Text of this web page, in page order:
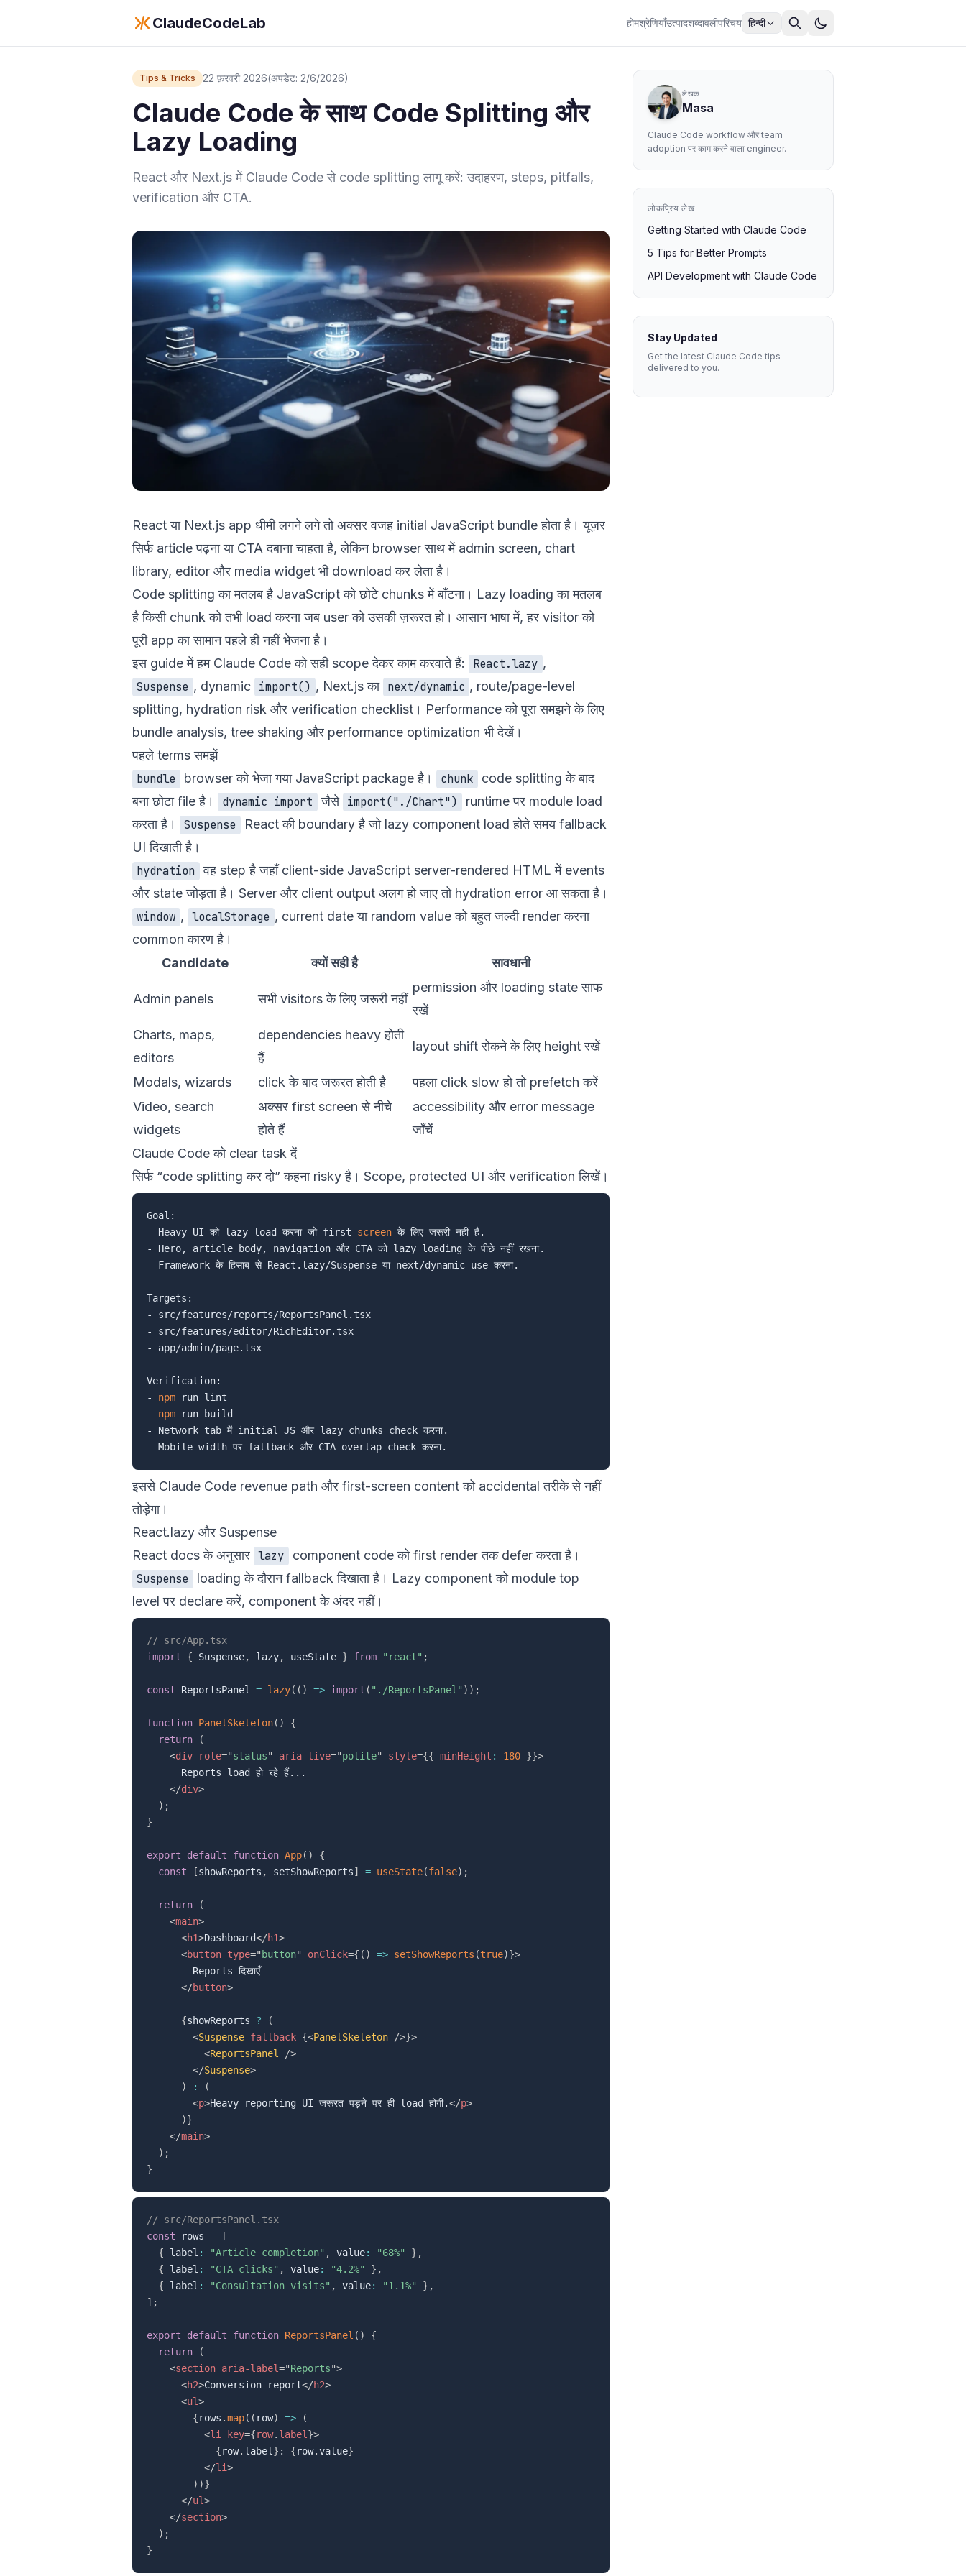
ClaudeCodeLab होमश्रेणियाँउत्पादशब्दावलीपरिचय हिन्दी
Tips & Tricks 22 फ़रवरी 2026(अपडेट: 2/6/2026)
Claude Code के साथ Code Splitting और
Lazy Loading
React और Next.js में Claude Code से code splitting लागू करें: उदाहरण, steps, pitfalls,
verification और CTA.
React या Next.js app धीमी लगने लगे तो अक्सर वजह initial JavaScript bundle होता है। यूज़र
सिर्फ article पढ़ना या CTA दबाना चाहता है, लेकिन browser साथ में admin screen, chart
library, editor और media widget भी download कर लेता है।
Code splitting का मतलब है JavaScript को छोटे chunks में बाँटना। Lazy loading का मतलब
है किसी chunk को तभी load करना जब user को उसकी ज़रूरत हो। आसान भाषा में, हर visitor को
पूरी app का सामान पहले ही नहीं भेजना है।
इस guide में हम Claude Code को सही scope देकर काम करवाते हैं:
React.lazy ,
Suspense , dynamic import() , Next.js का next/dynamic , route/page-level
splitting, hydration risk और verification checklist। Performance को पूरा समझने के लिए
bundle analysis, tree shaking और performance optimization भी देखें।
पहले terms समझें
bundle
browser को भेजा गया JavaScript package है। chunk
code splitting के बाद
बना छोटा file है।
dynamic import जैसे import("./Chart")
runtime पर module load
करता है।
Suspense
React की boundary है जो lazy component load होते समय fallback
UI दिखाती है।
hydration वह step है जहाँ client-side JavaScript server-rendered HTML में events
और state जोड़ता है। Server और client output अलग हो जाए तो hydration error आ सकता है।
window , localStorage , current date या random value को बहुत जल्दी render करना
common कारण है।
Candidate
क्यों सही है सावधानी
Admin panels सभी visitors के लिए जरूरी नहीं
permission और loading state साफ
रखें
Charts, maps,
editors
dependencies heavy होती
हैं
layout shift रोकने के लिए height रखें
Modals, wizards click के बाद जरूरत होती है
पहला click slow हो तो prefetch करें
Video, search
widgets
अक्सर first screen से नीचे
होते हैं
accessibility और error message
जाँचें
Claude Code को clear task दें
सिर्फ “code splitting कर दो” कहना risky है। Scope, protected UI और verification लिखें।
Goal:
- Heavy UI को lazy-load करना जो first screen के लिए जरूरी नहीं है.
- Hero, article body, navigation और CTA को lazy loading के पीछे नहीं रखना.
- Framework के हिसाब से React.lazy/Suspense या next/dynamic use करना.
Targets:
- src/features/reports/ReportsPanel.tsx
- src/features/editor/RichEditor.tsx
- app/admin/page.tsx
Verification:
- npm run lint
- npm run build
- Network tab में initial JS और lazy chunks check करना.
इससे Claude Code revenue path और first-screen content को accidental तरीके से नहीं
तोड़ेगा।
React.lazy और Suspense
React docs के अनुसार lazy
component code को first render तक defer करता है।
Suspense
loading के दौरान fallback दिखाता है। Lazy component को module top
level पर declare करें, component के अंदर नहीं।
// src/App.tsx
import
{ Suspense, lazy, useState } from "react" ;
const ReportsPanel = lazy( ( ) => import ( "./ReportsPanel" ) ) ;
function PanelSkeleton( )
{
return
(
<div role="status" aria-live="polite" style={{ minHeight : 180 }}>
      Reports load हो रहे हैं...
</div>
) ;
}
export default function App( )
{
const
[showReports , setShowReports] = useState(false) ;
return
(
<main>
<h1>Dashboard</h1>
<button type=" button" onClick={ ( ) => setShowReports (true)}>
        Reports दिखाएँ
</button>
{showReports ?
(
<Suspense fallback={<PanelSkeleton />}>
<ReportsPanel
/>
</Suspense>
)
:
(
<p>Heavy reporting UI जरूरत पड़ने पर ही load होगी.</p>
)}
</main>
) ;
}
// src/ReportsPanel.tsx
const rows =
[
{ label : "Article completion" , value: "68%" } ,
{ label : "CTA clicks" , value: "4.2%" } ,
{ label : "Consultation visits" , value: "1.1%" } ,
] ;
export default function ReportsPanel ( )
{
return
(
<section aria-label="Reports">
<h2>Conversion report</h2>
<ul>
{rows .map( ( row) =>
(
<li key={row. label }>
{row. label } : {row.value}
</li>
) )}
</ul>
</section>
) ;
}
लेखक
Masa
Claude Code workflow और team
adoption पर काम करने वाला engineer.
लोकप्रिय लेख
Getting Started with Claude Code
5 Tips for Better Prompts
API Development with Claude Code
Stay Updated
Get the latest Claude Code tips
delivered to you.